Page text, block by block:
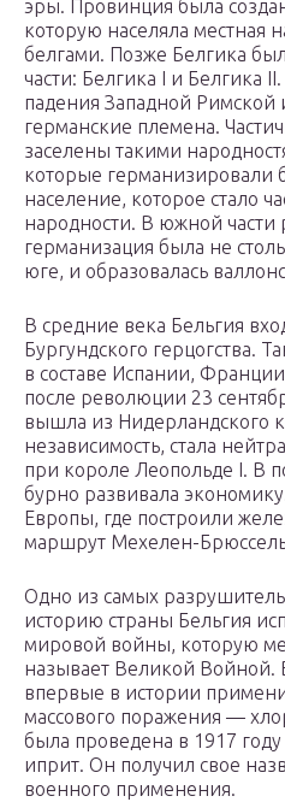
эры. Провинция была
которую населяла местная
белгами. Позже Белгика
части: Белгика I и Белгика
падения Западной Римской
германские племена.
заселены такими
которые германизировали
население, которое стало
народности. В южной части
германизация была не
юге, и образовалась
В средние века Бельгия
Бургундского герцогства.
в составе Испании,
после революции 23
вышла из Нидерландского
независимость, стала
при короле Леопольде I. В
бурно развивала
Европы, где построили
маршрут Мехелен-
Одно из самых
историю страны Бельгия
мировой войны, которую
называет Великой Войной.
впервые в истории
массового поражения —
была проведена в 1917
иприт. Он получил свое
военного применения.